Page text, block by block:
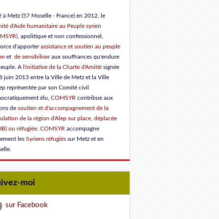
à Metz (57 Moselle - France) en 2012, le
d'Aide humanitaire au Peuple syrien
, apolitique et non confessionnel,
d'apporterassistance et soutien au peuple
et de sensibiliseraux souffrances qu'endure
A l'initiative de la Charte d'Amitié signée
juin 2013 entre la Ville de Metz et la Ville
représentée par son Comité civil
élu COMSYR contribue aux
de soutien et d'accompagnement de la
de la région d'Alep sur place, déplacée
ou réfugiée. COMSYR accompagne
les Syriens réfugiés sur Metz et en
moi
sur Facebook